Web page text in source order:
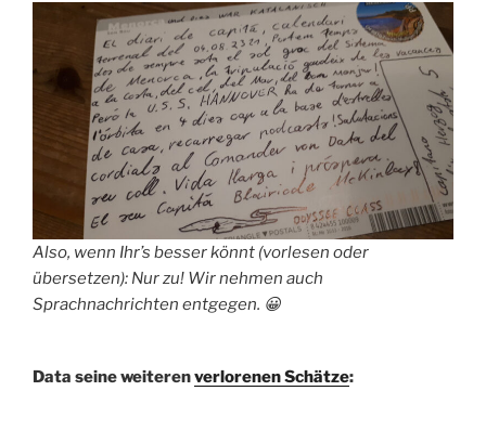
Also, wenn Ihr’s besser könnt (vorlesen oder
übersetzen): Nur zu! Wir nehmen auch
Sprachnachrichten entgegen. 😀
Data seine weiterenverlorenen Schätze: